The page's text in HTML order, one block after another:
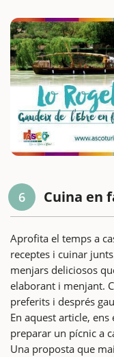
6 Cuina en
Aprofita el temps a
receptes i cuinar
menjars deliciosos
elaborant i menjant.
preferits i després
En aquest article,
preparar un pícnic a
Una proposta que